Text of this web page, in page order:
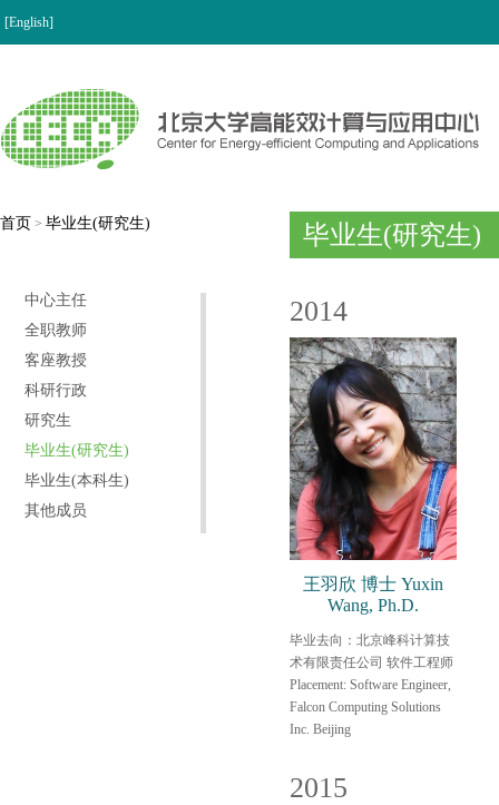
[English]
首页 > 毕业生(研究生)
中心主任
全职教师
客座教授
科研行政
研究生
毕业生(研究生)
毕业生(本科生)
其他成员
毕业生(研究生)
2014
王羽欣 博士 Yuxin
Wang, Ph.D.
毕业去向：北京峰科计算技
术有限责任公司 软件工程师
Placement: Software Engineer,
Falcon Computing Solutions
Inc. Beijing
2015